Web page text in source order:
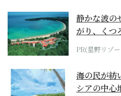
静かな波の
がり、くつ
ホテル by...
PR(星野リゾ
海の民が紡
シアの中心